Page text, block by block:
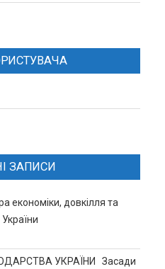
ЗАПИСИ
економіки, довкілля та
УКРАЇНИ Засади